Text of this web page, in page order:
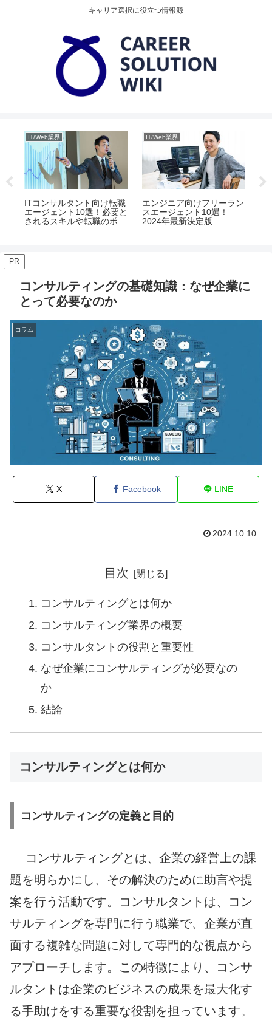
キャリア選択に役立つ情報源
IT/Web業界
ITコンサルタント向け転職
エージェント10選！必要と
されるスキルや転職のポイ
IT/Web業界
エンジニア向けフリーラン
スエージェント10選！
2024年最新決定版
PR
コンサルティングの基礎知識：なぜ企業に
とって必要なのか
コラム
X Facebook LINE
2024.10.10
目次
コンサルティングとは何か
コンサルティング業界の概要
コンサルタントの役割と重要性
なぜ企業にコンサルティングが必要なの
か
結論
コンサルティングとは何か
コンサルティングの定義と目的
コンサルティングとは、企業の経営上の課
題を明らかにし、その解決のために助言や提
案を行う活動です。コンサルタントは、コン
サルティングを専門に行う職業で、企業が直
面する複雑な問題に対して専門的な視点から
アプローチします。この特徴により、コンサ
ルタントは企業のビジネスの成果を最大化す
る手助けをする重要な役割を担っています。